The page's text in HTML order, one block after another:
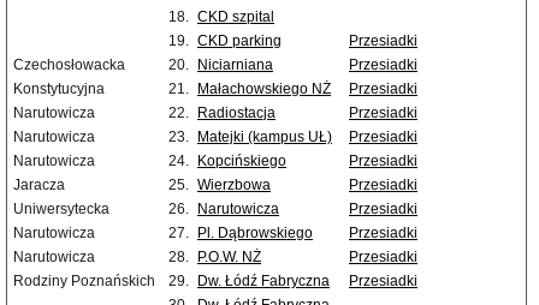
18. CKD szpital
19. CKD parking
Przesiadki
Czechosłowacka
20. Niciarniana
Przesiadki
Konstytucyjna
21. Małachowskiego NŻ
Przesiadki
Narutowicza
22. Radiostacja
Przesiadki
Narutowicza
23. Matejki (kampus UŁ)
Przesiadki
Narutowicza
24. Kopcińskiego
Przesiadki
Jaracza
25. Wierzbowa
Przesiadki
Uniwersytecka
26. Narutowicza
Przesiadki
Narutowicza
27. Pl. Dąbrowskiego
Przesiadki
Narutowicza
28. P.O.W. NŻ
Przesiadki
Rodziny Poznańskich
29. Dw. Łódź Fabryczna
Przesiadki